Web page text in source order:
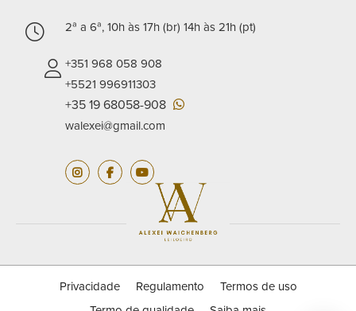
2ª a 6ª, 10h às 17h (br) 14h às 21h (pt)
+351 968 058 908
+5521 996911303
+35 19 68058-908
walexei@gmail.com
Privacidade Regulamento
Termos de uso